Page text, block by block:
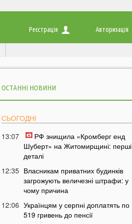
Реєстрація Авторизація
ОСТАННІ НОВИНИ
СЬОГОДНІ
13:07
РФ знищила «Кромберг енд
Шуберт» на Житомирщині: перші
деталі
12:35 Власникам приватних будинків
загрожують величезні штрафи: у
чому причина
12:06 Українцям у серпні доплатять по
519 гривень до пенсії